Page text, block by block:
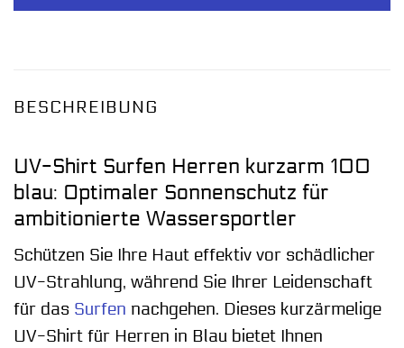
BESCHREIBUNG
UV-Shirt Surfen Herren kurzarm 100
blau: Optimaler Sonnenschutz für
ambitionierte Wassersportler
Schützen Sie Ihre Haut effektiv vor schädlicher
UV-Strahlung, während Sie Ihrer Leidenschaft
für das Surfen nachgehen. Dieses kurzärmelige
UV-Shirt für Herren in Blau bietet Ihnen